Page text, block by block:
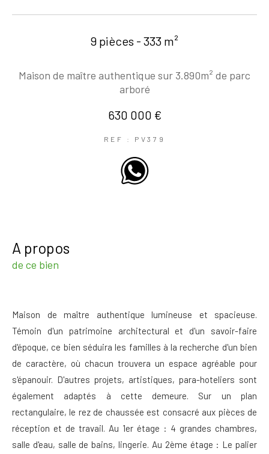
9 pièces - 333 m²
Maison de maître authentique sur 3.890m² de parc
arboré
630 000 €
REF : PV379
a propos
de ce bien
Maison de maître authentique lumineuse et spacieuse.
Témoin d'un patrimoine architectural et d'un savoir-faire
d'époque, ce bien séduira les familles à la recherche d'un bien
de caractère, où chacun trouvera un espace agréable pour
s'épanouir. D'autres projets, artistiques, para-hoteliers sont
également adaptés à cette demeure. Sur un plan
rectangulaire, le rez de chaussée est consacré aux pièces de
réception et de travail. Au 1er étage : 4 grandes chambres,
salle d'eau, salle de bains, lingerie. Au 2ème étage : Le palier